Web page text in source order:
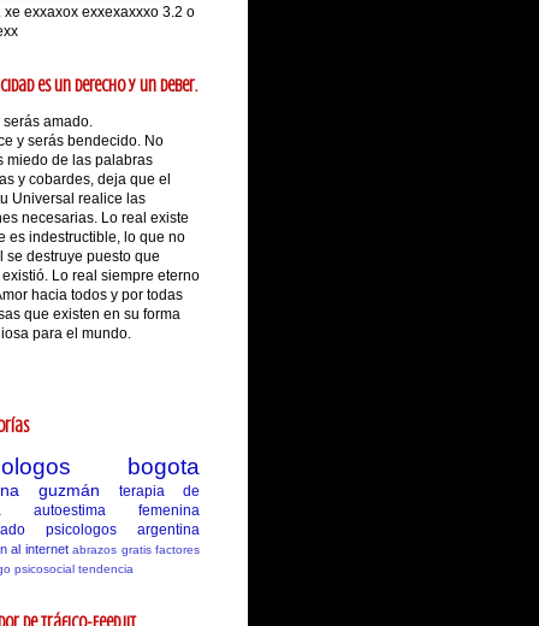
xe exxaxox exxexaxxxo 3.2 o
es un derecho y un deber.
amado.
y serás bendecido. No
miedo de las palabras
y cobardes, deja que el
Universal realice las
necesarias. Lo real existe
es indestructible, lo que no
se destruye puesto que
Lo real siempre eterno
hacia todos y por todas
que existen en su forma
para el mundo.
bogota
guzmán
terapia de
autoestima femenina
psicologos argentina
al internet abrazos gratis factores
psicosocial tendencia